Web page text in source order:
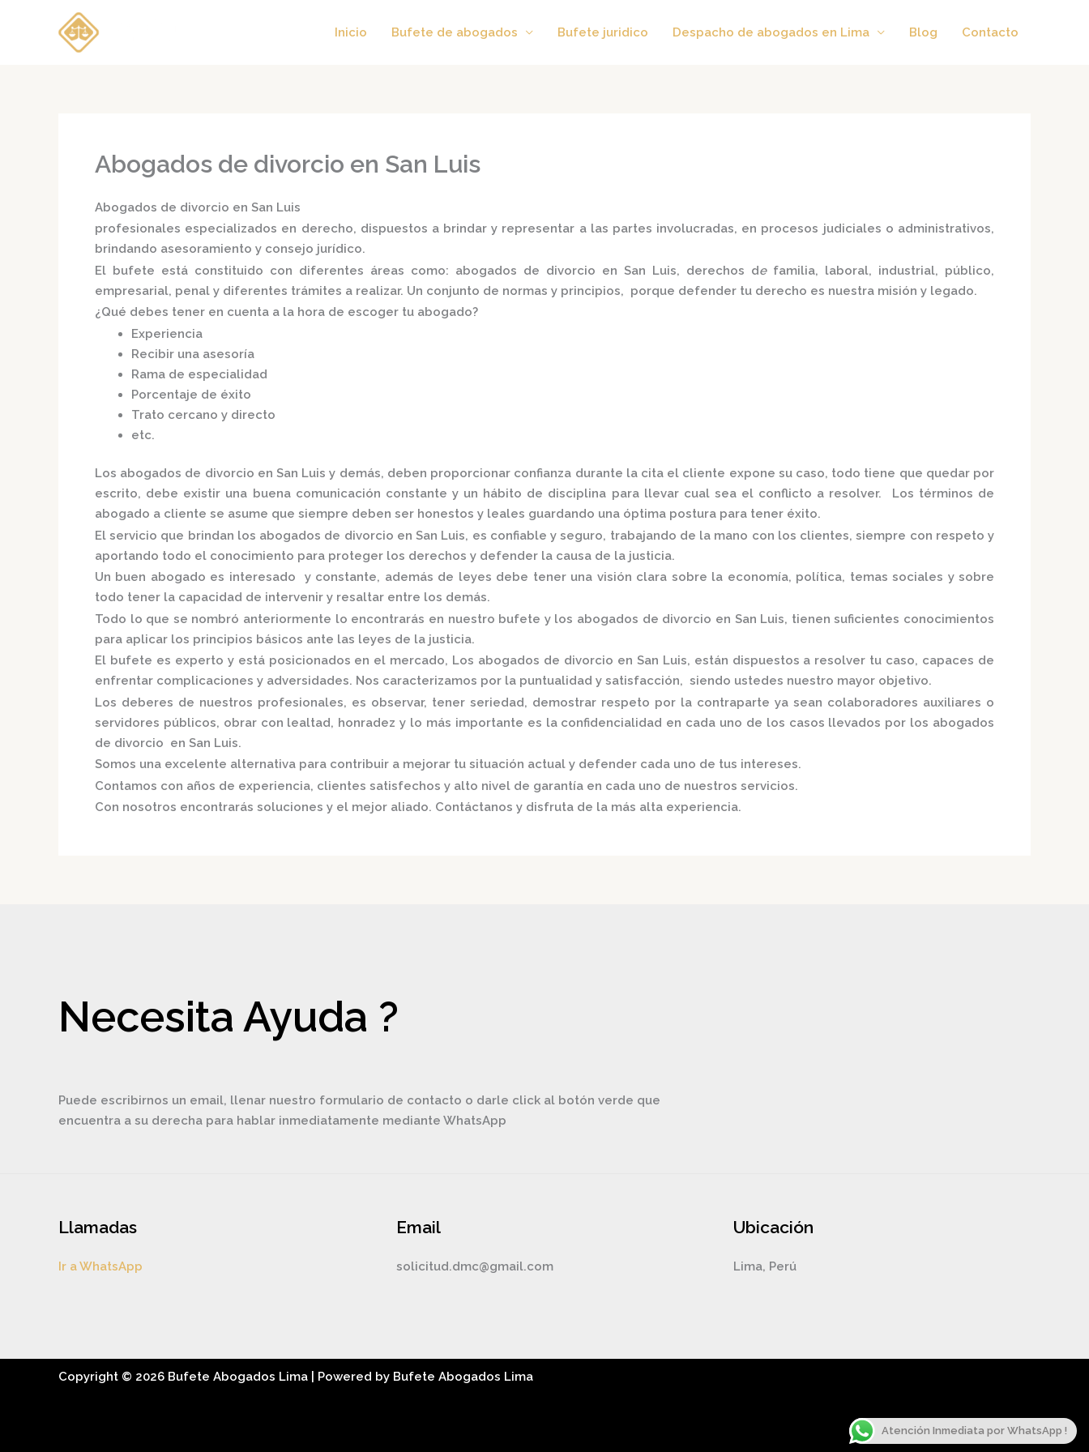
Inicio Bufete de abogados Bufete juridico Despacho de abogados en Lima Blog Contacto
Abogados de divorcio en San Luis
Abogados de divorcio en San Luis
profesionales especializados en derecho, dispuestos a brindar y representar a las partes involucradas, en procesos judiciales o administrativos,
brindando asesoramiento y consejo jurídico.
El bufete está constituido con diferentes áreas como: abogados de divorcio en San Luis, derechos de familia, laboral, industrial, público,
empresarial, penal y diferentes trámites a realizar. Un conjunto de normas y principios, porque defender tu derecho es nuestra misión y legado.
¿Qué debes tener en cuenta a la hora de escoger tu abogado?
Experiencia
Recibir una asesoría
Rama de especialidad
Porcentaje de éxito
Trato cercano y directo
etc.
Los abogados de divorcio en San Luisy demás, deben proporcionar confianza durante la cita el cliente expone su caso, todo tiene que quedar por
escrito, debe existir una buena comunicación constante y un hábito de disciplina para llevar cual sea el conflicto a resolver. Los términos de
abogado a cliente se asume que siempre deben ser honestos y leales guardando una óptima postura para tener éxito.
El servicio que brindan los abogados de divorcio en San Luis, es confiable y seguro, trabajando de la mano con los clientes, siempre con respeto y
aportando todo el conocimiento para proteger los derechos y defender la causa de la justicia.
Un buen abogado es interesado y constante, además de leyes debe tener una visión clara sobre la economía, política, temas sociales y sobre
todo tener la capacidad de intervenir y resaltar entre los demás.
Todo lo que se nombró anteriormente lo encontrarás en nuestro bufete y los abogados de divorcio en San Luis, tienen suficientes conocimientos
para aplicar los principios básicos ante las leyes de la justicia.
El bufete es experto y está posicionados en el mercado, Los abogados de divorcio en San Luis, están dispuestos a resolver tu caso, capaces de
enfrentar complicaciones y adversidades. Nos caracterizamos por la puntualidad y satisfacción, siendo ustedes nuestro mayor objetivo.
Los deberes de nuestros profesionales, es observar, tener seriedad, demostrar respeto por la contraparte ya sean colaboradores auxiliares o
servidores públicos, obrar con lealtad, honradez y lo más importante es la confidencialidad en cada uno de los casos llevados por los abogados
de divorcio en San Luis.
Somos una excelente alternativa para contribuir a mejorar tu situación actual y defender cada uno de tus intereses.
Contamos con años de experiencia, clientes satisfechos y alto nivel de garantía en cada uno de nuestros servicios.
Con nosotros encontrarás soluciones y el mejor aliado. Contáctanos y disfruta de la más alta experiencia.
Necesita Ayuda ?
Puede escribirnos un email, llenar nuestro formulario de contacto o darle click al botón verde que
encuentra a su derecha para hablar inmediatamente mediante WhatsApp
Llamadas
Ir a WhatsApp
Email
solicitud.dmc@gmail.com
Ubicación
Lima, Perú
Copyright © 2026 Bufete Abogados Lima | Powered by Bufete Abogados Lima
Atención Inmediata por WhatsApp !